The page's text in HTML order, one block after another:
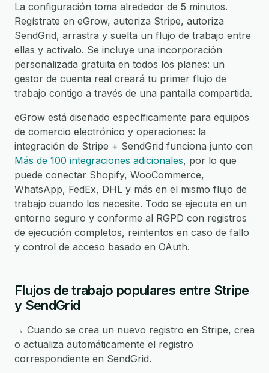
La configuración toma alrededor de 5 minutos.
Regístrate en eGrow, autoriza Stripe, autoriza
SendGrid, arrastra y suelta un flujo de trabajo entre
ellas y actívalo. Se incluye una incorporación
personalizada gratuita en todos los planes: un
gestor de cuenta real creará tu primer flujo de
trabajo contigo a través de una pantalla compartida.
eGrow está diseñado específicamente para equipos
de comercio electrónico y operaciones: la
integración de Stripe + SendGrid funciona junto con
Más de 100 integraciones adicionales, por lo que
puede conectar Shopify, WooCommerce,
WhatsApp, FedEx, DHL y más en el mismo flujo de
trabajo cuando los necesite. Todo se ejecuta en un
entorno seguro y conforme al RGPD con registros
de ejecución completos, reintentos en caso de fallo
y control de acceso basado en OAuth.
Flujos de trabajo populares entre Stripe
y SendGrid
→ Cuando se crea un nuevo registro en Stripe, crea
o actualiza automáticamente el registro
correspondiente en SendGrid.